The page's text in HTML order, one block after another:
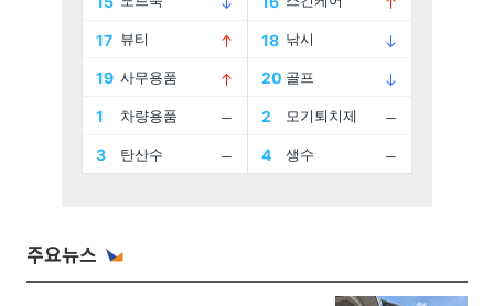
주요뉴스